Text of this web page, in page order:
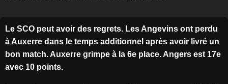
Le SCO peut avoir des regrets. Les Angevins ont perdu
à Auxerre dans le temps additionnel après avoir livré un
bon match. Auxerre grimpe à la 6e place. Angers est 17e
avec 10 points.